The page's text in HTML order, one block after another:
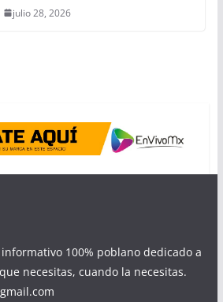
julio 28, 2026
100% poblano dedicado a
necesitas, cuando la necesitas.